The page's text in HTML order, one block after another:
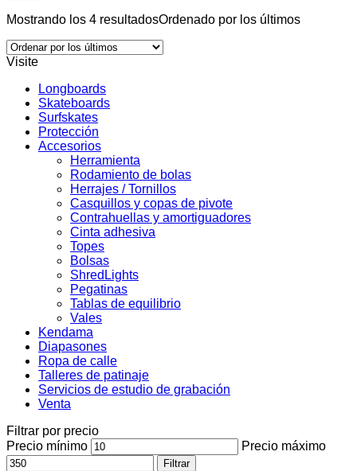
Mostrando los 4 resultadosOrdenado por los últimos
Visite
Longboards
Skateboards
Surfskates
Protección
Accesorios
Herramienta
Rodamiento de bolas
Herrajes / Tornillos
Casquillos y copas de pivote
Contrahuellas y amortiguadores
Cinta adhesiva
Topes
Bolsas
ShredLights
Pegatinas
Tablas de equilibrio
Vales
Kendama
Diapasones
Ropa de calle
Talleres de patinaje
Servicios de estudio de grabación
Venta
Filtrar por precio
Precio mínimo
Precio máximo
Filtrar